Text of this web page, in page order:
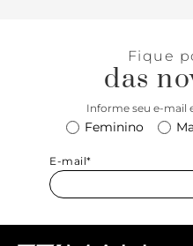
Fique
das
Informe seu e-mail
Feminino
E-mail*